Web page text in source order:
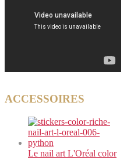
ACCESSOIRES
Le nail art L'Oréal color